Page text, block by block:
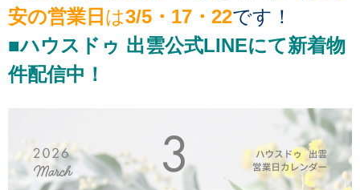
安の営業日 は3/5・17・22です！
■ハウスドゥ 出雲公式LINEにて新着物
件配信中！